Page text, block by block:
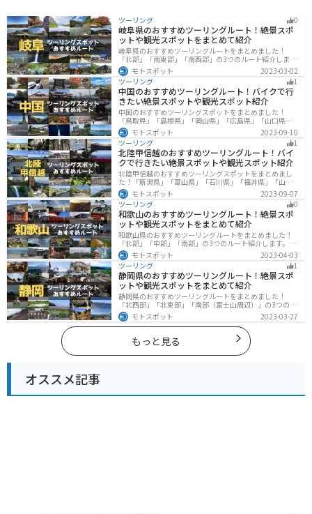
ツーリング 0
岐阜県のおすすめツーリングルート！絶景スポ
ットや観光スポットをまとめて紹介
岐阜県のおすすめツーリングルートをまとめました！
「北部」「南東部」「南西部」の3つのルート紹介しま
す。自然豊かな山が充実しており、山を生かした施設や
グルメ、絶景スポットなど、自然を満喫するツーリング
ができます。バイクで岐阜県にツーリングに行く際は参
考にしてください。
モトスポット
2023-03-02
ツーリング
1
中国のおすすめツーリングルート！バイクで行
きたい絶景スポットや観光スポット紹介
中国のおすすめツーリングスポットをまとめました！
「鳥取県」「島根県」「岡山県」「広島県」「山口県」
の各県の観光地紹介します。自然豊かな山々や湖、温泉
地が点在し、四季折々の景色を楽しめるスポットが多数
あります。バイクで中国にツーリングに行く際は参考に
してください。
モトスポット
2023-09-10
ツーリング
1
北陸甲信越のおすすめツーリングルート！バイ
クで行きたい絶景スポットや観光スポット紹介
北陸甲信越のおすすめツーリングスポットをまとめまし
た！「新潟県」「富山県」「石川県」「福井県」「山梨
県」「長野県」の各県の観光地紹介します。自然豊かな
山々や湖、温泉地が点在し、四季折々の景色を楽しめる
スポットが多数あります。バイクで北陸甲信越にツーリ
ングに行く際は参考にしてください。
モトスポット
2023-09-07
ツーリング
0
和歌山のおすすめツーリングルート！絶景スポ
ットや観光スポットをまとめて紹介
和歌山県のおすすめツーリングルートをまとめました！
「北部」「中部」「南部」の3つのルート紹介します。海
と山に囲まれた自然豊かなエリアが広がり、様々な楽し
み方ができます。バイクで和歌山県にツーリングに行く
際は参考にしてください。
モトスポット
2023-04-03
ツーリング
1
静岡県のおすすめツーリングルート！絶景スポ
ットや観光スポットをまとめて紹介
静岡県のおすすめツーリングルートをまとめました！
「北西部」「北東部」「南部（富士山周辺）」の3つのル
ート紹介します。富士山を中心に自然豊かな景色や食事
を楽しめるスポットが多数あります。バイクで静岡県に
ツーリングに行く際は参考にしてください。
モトスポット 2023-03-27
もっと見る
オススメ記事